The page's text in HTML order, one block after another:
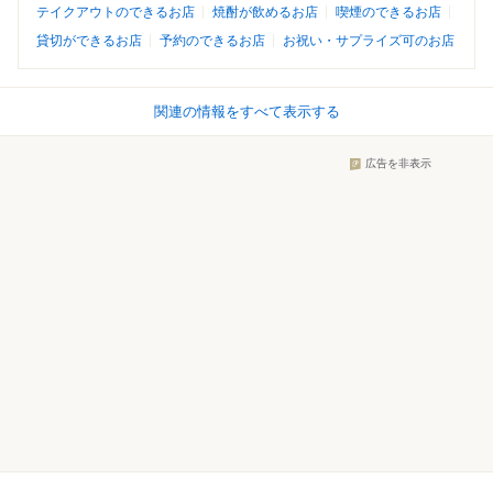
テイクアウトのできるお店 焼酎が飲めるお店
喫煙のできるお店
貸切ができるお店
予約のできるお店 お祝い・サプライズ可のお店
関連の情報をすべて表示する
広告を非表示